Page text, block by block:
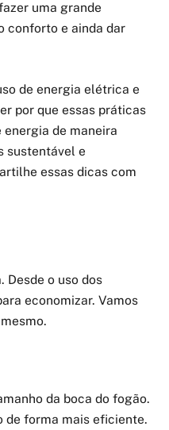
uma grande
conforto e ainda dar
de energia elétrica e
por que essas práticas
de maneira
sustentável e
essas dicas com
Desde o uso dos
economizar. Vamos
da boca do fogão.
de forma mais eficiente.